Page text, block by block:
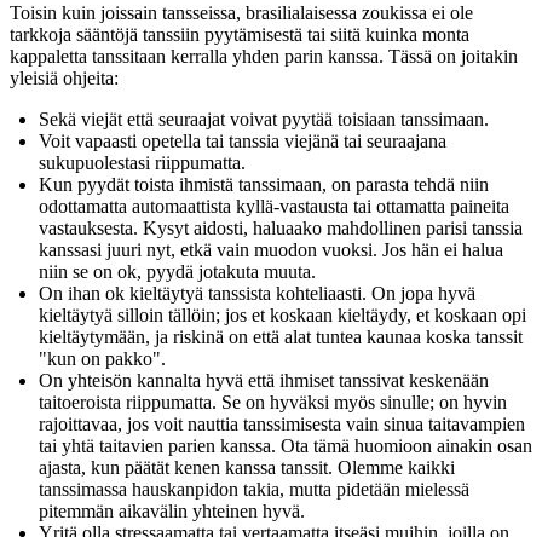
Toisin kuin joissain tansseissa, brasilialaisessa zoukissa ei ole
tarkkoja sääntöjä tanssiin pyytämisestä tai siitä kuinka monta
kappaletta tanssitaan kerralla yhden parin kanssa. Tässä on joitakin
yleisiä ohjeita:
Sekä viejät että seuraajat voivat pyytää toisiaan tanssimaan.
Voit vapaasti opetella tai tanssia viejänä tai seuraajana
sukupuolestasi riippumatta.
Kun pyydät toista ihmistä tanssimaan, on parasta tehdä niin
odottamatta automaattista kyllä-vastausta tai ottamatta paineita
vastauksesta. Kysyt aidosti, haluaako mahdollinen parisi tanssia
kanssasi juuri nyt, etkä vain muodon vuoksi. Jos hän ei halua
niin se on ok, pyydä jotakuta muuta.
On ihan ok kieltäytyä tanssista kohteliaasti. On jopa hyvä
kieltäytyä silloin tällöin; jos et koskaan kieltäydy, et koskaan opi
kieltäytymään, ja riskinä on että alat tuntea kaunaa koska tanssit
"kun on pakko".
On yhteisön kannalta hyvä että ihmiset tanssivat keskenään
taitoeroista riippumatta. Se on hyväksi myös sinulle; on hyvin
rajoittavaa, jos voit nauttia tanssimisesta vain sinua taitavampien
tai yhtä taitavien parien kanssa. Ota tämä huomioon ainakin osan
ajasta, kun päätät kenen kanssa tanssit. Olemme kaikki
tanssimassa hauskanpidon takia, mutta pidetään mielessä
pitemmän aikavälin yhteinen hyvä.
Yritä olla stressaamatta tai vertaamatta itseäsi muihin, joilla on